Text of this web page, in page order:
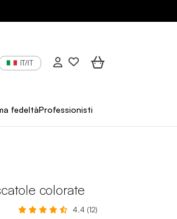
IT/IT
fedeltàProfessionisti
colorate
4.4 (12)